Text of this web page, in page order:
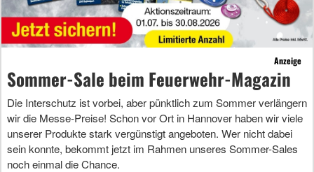
Anzeige
Sommer-Sale beim Feuerwehr-Magazin
Die Interschutz ist vorbei, aber pünktlich zum Sommer verlängern
wir die Messe-Preise! Schon vor Ort in Hannover haben wir viele
unserer Produkte stark vergünstigt angeboten. Wer nicht dabei
sein konnte, bekommt jetzt im Rahmen unseres Sommer-Sales
noch einmal die Chance.